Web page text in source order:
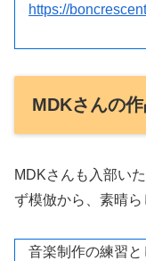
https://
MDKさんの
MDKさんも入部い
ず模倣から、素晴ら
音楽制作の練習